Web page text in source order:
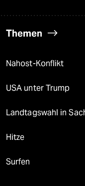
Themen
Nahost-Konflikt
USA unter Trump
Landtagswahl in
Hitze
Surfen